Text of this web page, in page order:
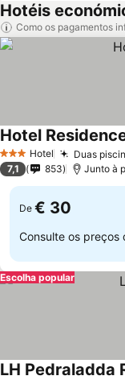
Hotéis
Como os pagamentos
3 EstrelasHotel Duas
Hotel
7,1 853 Junto à
De € 30
Consulte os preços
Escolha popular
LH Pedraladda